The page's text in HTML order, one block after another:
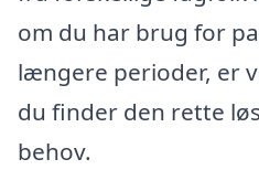
om du har brug for
længere perioder, er
du finder den rette
behov.